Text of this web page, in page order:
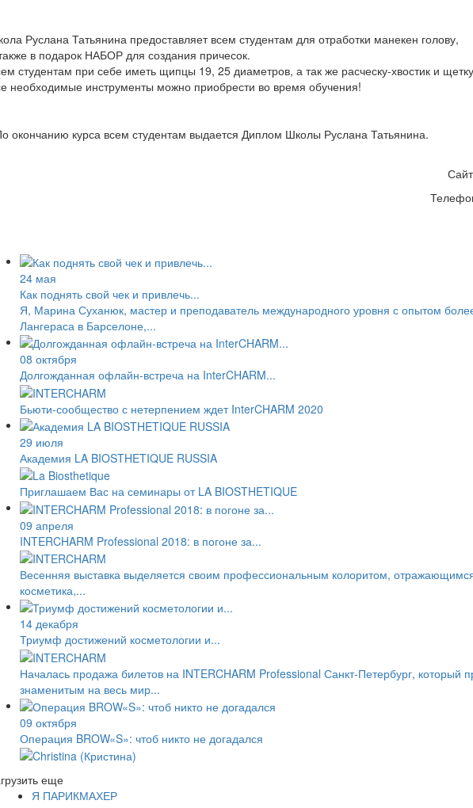
Руслана Татьянина предоставляет всем студентам для отработки манекен голову,
в подарок НАБОР для создания причесок.
студентам при себе иметь щипцы 19, 25 диаметров, а так же расческу-хвостик и
необходимые инструменты можно приобрести во время обучения!
окончанию курса всем студентам выдается Диплом Школы Руслана Татьянина.
Сайт
24 мая
Как поднять свой чек и привлечь...
Я, Марина Суханюк, мастер и преподаватель международного уровня с опытом
Лангераса в Барселоне,...
08 октября
Долгожданная офлайн-встреча на InterCHARM...
Бьюти-сообщество с нетерпением ждет InterCHARM 2020
29 июля
Академия LA BIOSTHETIQUE RUSSIA
Приглашаем Вас на семинары от LA BIOSTHETIQUE
09 апреля
INTERCHARM Professional 2018: в погоне за...
Весенняя выставка выделяется своим профессиональным колоритом,
косметика,...
14 декабря
Триумф достижений косметологии и...
Началась продажа билетов на INTERCHARM Professional Санкт-Петербург,
знаменитым на весь мир...
09 октября
Операция BROW«S»: чтоб никто не догадался
еще
Я ПАРИКМАХЕР